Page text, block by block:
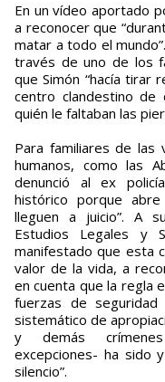
En un vídeo aportado
a reconocer que
matar a todo el
través de uno de los
que Simón “hacía tirar
centro clandestino de
quién le faltaban las
Para familiares de las
humanos, como las
denunció al ex
histórico porque
lleguen a juicio”. A
Estudios Legales y
manifestado que esta
valor de la vida, a
en cuenta que la regla
fuerzas de
sistemático de
y demás
excepciones- ha sido
silencio”.